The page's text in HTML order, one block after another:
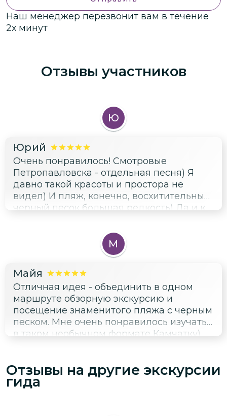
Наш менеджер перезвонит вам в течение
2х минут
Отзывы участников
Ю
Юрий
Очень понравилось! Смотровые
Петропавловска - отдельная песня) Я
давно такой красоты и простора не
видел) И пляж, конечно, восхитительный:
черный песок большая редкость) Да и к
М
Майя
Отличная идея - объединить в одном
маршруте обзорную экскурсию и
посещение знаменитого пляжа с черным
песком. Мне очень понравилось изучать
в таком необычном формате Камчатку)
Отзывы на другие экскурсии
гида